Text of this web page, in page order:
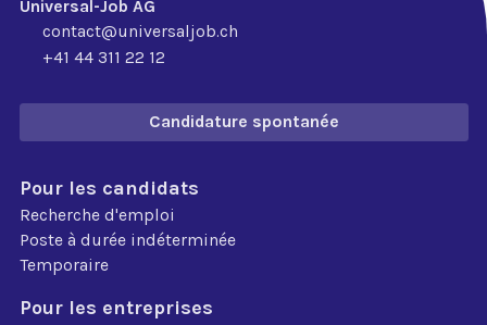
Universal-Job AG
contact@universaljob.ch
+41 44 311 22 12
Candidature spontanée
Pour les candidats
Recherche d'emploi
Poste à durée indéterminée
Temporaire
Pour les entreprises